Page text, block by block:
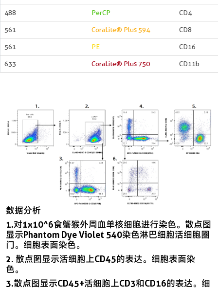
488 PerCP CD4
561 CoraLite® Plus 594 CD8
561 PE CD16
633 CoraLite® Plus 750 CD11b
数据分析
1.对1x10^6食蟹猴外周血单核细胞进行染色。散点图
显示Phantom Dye Violet 540染色淋巴细胞活细胞圈
门。细胞表面染色。
2. 散点图显示活细胞上CD45的表达。细胞表面染
色。
3.散点图显示CD45+活细胞上CD3和CD16的表达。细